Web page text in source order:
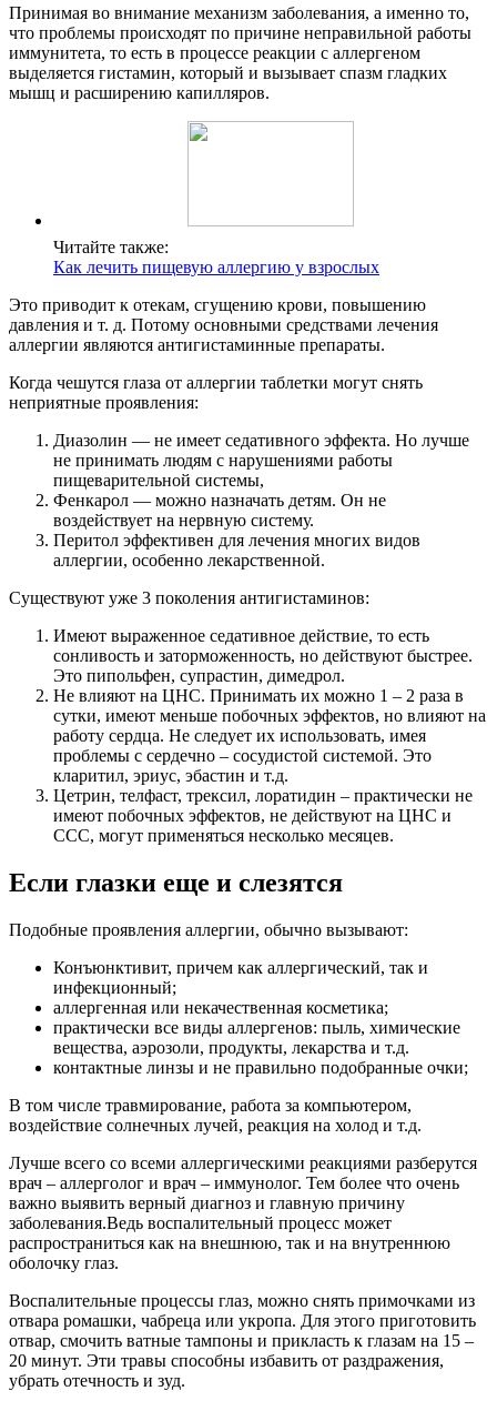
Принимая во внимание механизм заболевания, а именно то,
что проблемы происходят по причине неправильной работы
иммунитета, то есть в процессе реакции с аллергеном
выделяется гистамин, который и вызывает спазм гладких
мышц и расширению капилляров.
Читайте также:
Как лечить пищевую аллергию у взрослых
Это приводит к отекам, сгущению крови, повышению
давления и т. д. Потому основными средствами лечения
аллергии являются антигистаминные препараты.
Когда чешутся глаза от аллергии таблетки могут снять
неприятные проявления:
Диазолин — не имеет седативного эффекта. Но лучше
не принимать людям с нарушениями работы
пищеварительной системы,
Фенкарол — можно назначать детям. Он не
воздействует на нервную систему.
Перитол эффективен для лечения многих видов
аллергии, особенно лекарственной.
Существуют уже 3 поколения антигистаминов:
Имеют выраженное седативное действие, то есть
сонливость и заторможенность, но действуют быстрее.
Это пипольфен, супрастин, димедрол.
Не влияют на ЦНС. Принимать их можно 1 – 2 раза в
сутки, имеют меньше побочных эффектов, но влияют на
работу сердца. Не следует их использовать, имея
проблемы с сердечно – сосудистой системой. Это
кларитил, эриус, эбастин и т.д.
Цетрин, телфаст, трексил, лоратидин – практически не
имеют побочных эффектов, не действуют на ЦНС и
ССС, могут применяться несколько месяцев.
Если глазки еще и слезятся
Подобные проявления аллергии, обычно вызывают:
Конъюнктивит, причем как аллергический, так и
инфекционный;
аллергенная или некачественная косметика;
практически все виды аллергенов: пыль, химические
вещества, аэрозоли, продукты, лекарства и т.д.
контактные линзы и не правильно подобранные очки;
В том числе травмирование, работа за компьютером,
воздействие солнечных лучей, реакция на холод и т.д.
Лучше всего со всеми аллергическими реакциями разберутся
врач – аллерголог и врач – иммунолог. Тем более что очень
важно выявить верный диагноз и главную причину
заболевания.Ведь воспалительный процесс может
распространиться как на внешнюю, так и на внутреннюю
оболочку глаз.
Воспалительные процессы глаз, можно снять примочками из
отвара ромашки, чабреца или укропа. Для этого приготовить
отвар, смочить ватные тампоны и прикласть к глазам на 15 –
20 минут. Эти травы способны избавить от раздражения,
убрать отечность и зуд.